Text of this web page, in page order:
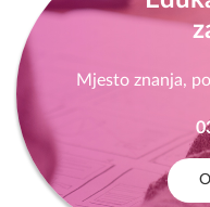
Mjesto znanja,